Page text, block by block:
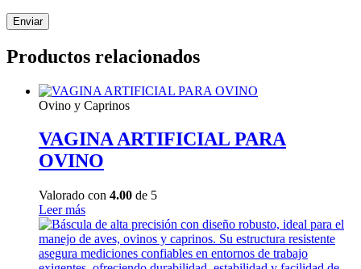
Productos relacionados
Ovino y Caprinos
VAGINA ARTIFICIAL PARA
OVINO
Valorado con 4.00 de 5
Leer más